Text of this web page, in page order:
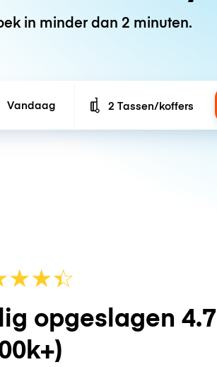
in minder dan 2 minuten.
Vandaag Number of bags
2 Tassen/koffers
★★☆
★
opgeslagen 4.7